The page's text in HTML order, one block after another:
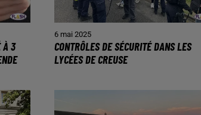
À 3
6 mai 2025
CONTRÔLES DE SÉCURITÉ DANS LES
LYCÉES DE CREUSE